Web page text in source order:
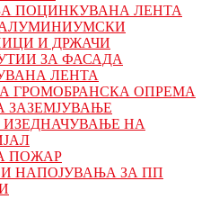
ПОЦИНКУВАНА ЛЕНТА
И ДРЖАЧИ
ЗА ФАСАДА
ЛЕНТА
ГРОМОБРАНСКА ОПРЕМА
ЗАЗЕМЈУВАЊЕ
НА
ПОЖАР
НАПОЈУВАЊА ЗА ПП